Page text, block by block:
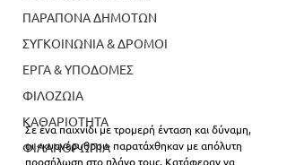
ΠΑΡΑΠΟΝΑ ΔΗΜΟΤΩΝ
ΣΥΓΚΟΙΝΩΝΙΑ & ΔΡΟΜΟΙ
ΕΡΓΑ & ΥΠΟΔΟΜΕΣ
ΦΙΛΟΖΩΙΑ
ΚΑΘΑΡΙΟΤΗΤΑ
ΦΙΛΑΝΘΡΩΠΙΑ
Σε ένα παιχνίδι με τρομερή ένταση και δύναμη,
οι «κυανέρυθροι» παρατάχθηκαν με απόλυτη
προσήλωση στο πλάνο τους. Κατάφεραν να